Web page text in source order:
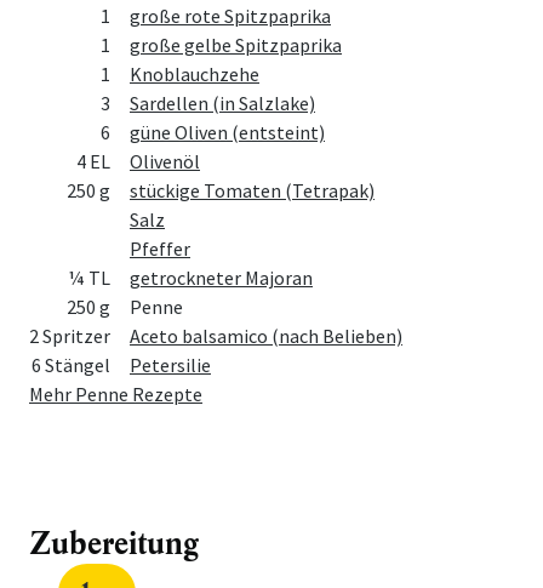
Zutat
1
große rote Spitzpaprika
1
große gelbe Spitzpaprika
1
Knoblauchzehe
3
Sardellen (in Salzlake)
6
güne Oliven (entsteint)
4 EL
Olivenöl
250 g
stückige Tomaten (Tetrapak)
Salz
Pfeffer
¼ TL
getrockneter Majoran
250 g
Penne
2 Spritzer
Aceto balsamico (nach Belieben)
6 Stängel
Petersilie
Mehr Penne Rezepte
Zubereitung